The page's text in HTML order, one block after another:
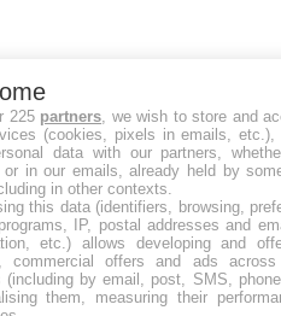
225 partners , we wish to store and
(cookies, pixels in emails, etc.),
data with our partners,
or in our emails, already held by
in other contexts.
this data (identifiers, browsing,
IP, postal addresses and
etc.) allows developing and
commercial offers and ads
(including by email, post, SMS,
them, measuring their